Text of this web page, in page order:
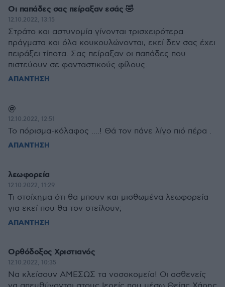
Οι παπάδες σας πείραξαν εσάς 🤣
12.10.2022, 13:15
Στράτο και αστυνομία γίνονται τρισχειρότερα
πράγματα και όλα κουκουλώνονται, εκεί δεν σας έχει
πειράξει τίποτα. Σας πείραξαν οι παπάδες που
πιστεύουν σε φανταστικούς φίλους.
ΑΠΑΝΤΗΣΗ
@
12.10.2022, 12:51
Το πόρισμα-κόλαφος ....! Θά τον πάνε λίγο πιό πέρα .
ΑΠΑΝΤΗΣΗ
λεωφορεία
12.10.2022, 11:29
Τι στοίχημα ότι θα μπουν και μισθωμένα λεωφορεία
για εκεί που θα τον στείλουν;
ΑΠΑΝΤΗΣΗ
Ορθόδοξος Χριστιανός
12.10.2022, 10:35
Να κλείσουν ΑΜΕΣΩΣ τα νοσοκομεία! Οι ασθενείς